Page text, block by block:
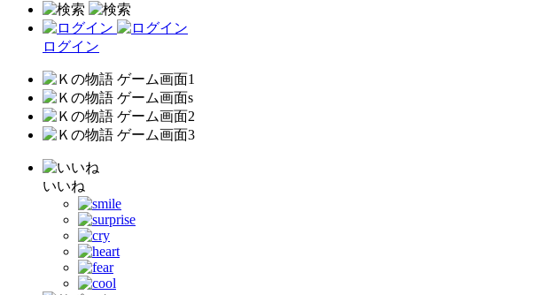
ログイン
いいね